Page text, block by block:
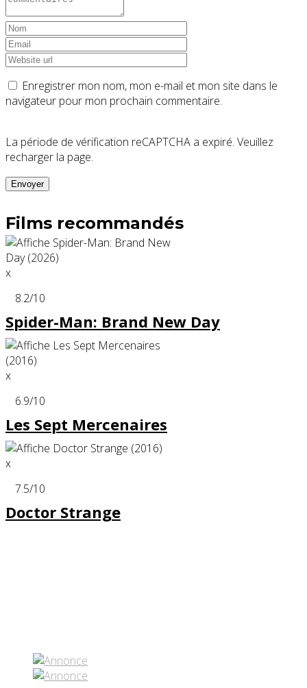
Enregistrer mon nom, mon e-mail et mon site dans le
navigateur pour mon prochain commentaire.
La période de vérification reCAPTCHA a expiré. Veuillez
recharger la page.
Films recommandés
x
8.2/10
Spider-Man: Brand New Day
x
6.9/10
Les Sept Mercenaires
x
7.5/10
Doctor Strange